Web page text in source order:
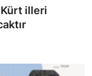
illeri